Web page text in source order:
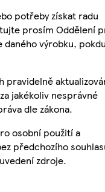
potřeby získat radu
prosím Oddělení
daného výrobku,
jakékoliv nesprávné
dle zákona.
osobní použití a
předchozího
zdroje.